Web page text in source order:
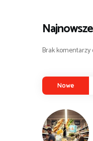
Brak
Nowe